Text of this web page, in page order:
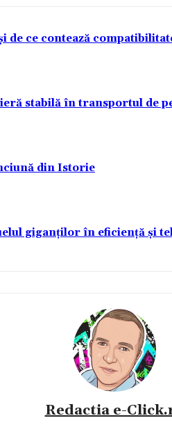
ce contează
stabilă în transportul de
din Istorie
giganților în eficiență și
Redactia e-